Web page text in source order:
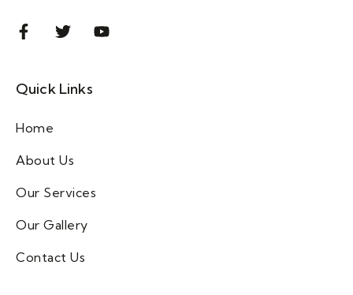
Quick Links
Home
About Us
Our Services
Our Gallery
Contact Us